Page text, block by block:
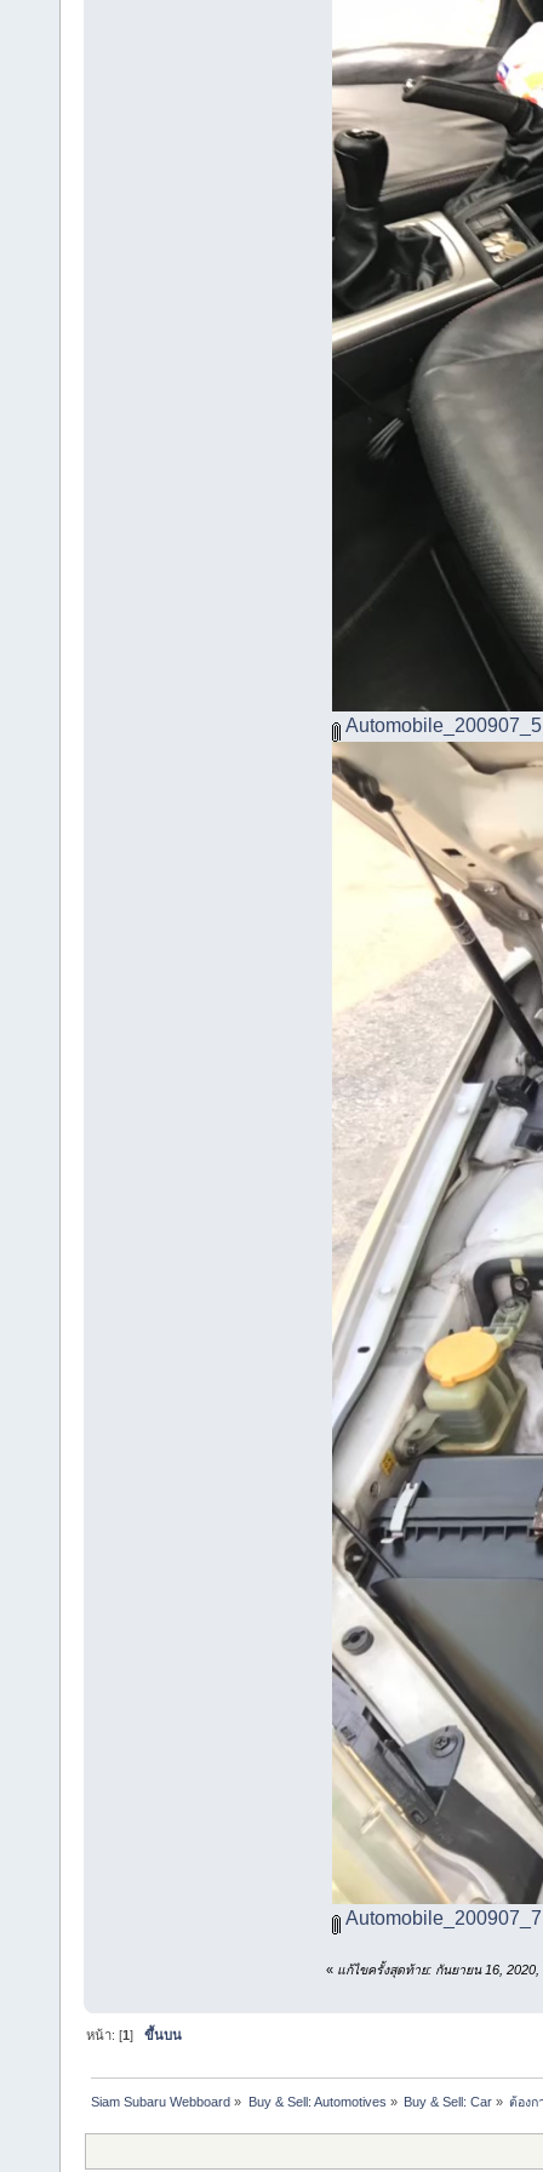
« แก้ไขครั้งสุดท้าย: กันยายน 16,
หน้า: [1]ขึ้นบน
Siam Subaru Webboard » Buy & Sell: Automotives » Buy & Sell: Car» ต้องก